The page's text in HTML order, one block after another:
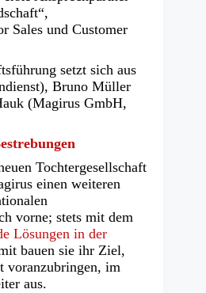
Sales und Customer
setzt sich aus
Bruno Müller
(Magirus GmbH,
Tochtergesellschaft
einen weiteren
vorne; stets mit dem
Lösungen in der
bauen sie ihr Ziel,
voranzubringen, im
aus.